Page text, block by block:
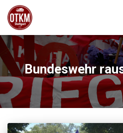
Bundeswehr